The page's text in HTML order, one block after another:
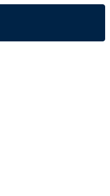
ップされているの